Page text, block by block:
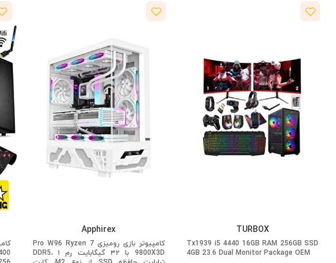
TURBOX
Tx1939 i5 4440 16GB RAM 256GB SSD
4GB 23.6 Dual Monitor Package OEM
Apphirex
کامپیوتر بازی رومیزی Pro W96 Ryzen 7
9800X3D با ۳۲ گیگابایت رم DDR5، ۱